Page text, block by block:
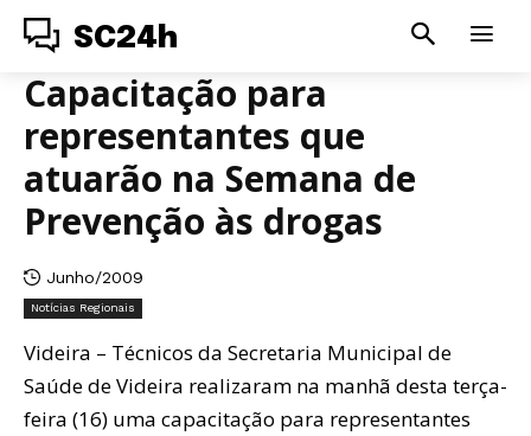
SC24h
Capacitação para
representantes que
atuarão na Semana de
Prevenção às drogas
Junho/2009
Notícias Regionais
Videira – Técnicos da Secretaria Municipal de
Saúde de Videira realizaram na manhã desta terça-
feira (16) uma capacitação para representantes